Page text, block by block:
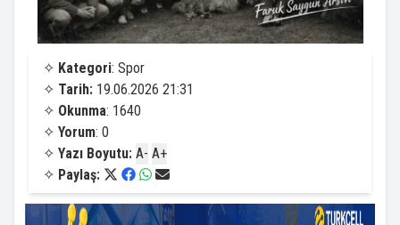
✧ Kategori: Spor
✧ Tarih: 19.06.2026 21:31
✧ Okunma: 1640
✧ Yorum: 0
✧ Yazı Boyutu: A- A+
✧ Paylaş: